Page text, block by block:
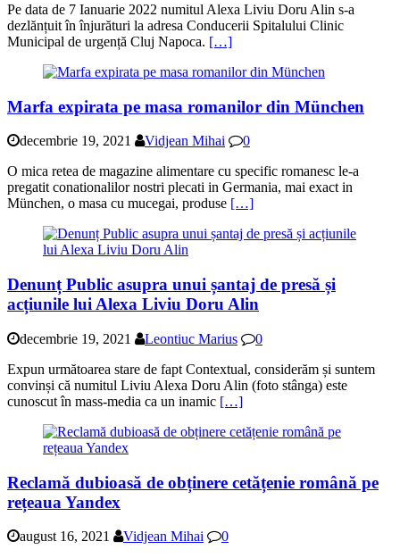
Pe data de 7 Ianuarie 2022 numitul Alexa Liviu Doru Alin s-a
dezlănțuit în înjurături la adresa Conducerii Spitalului Clinic
Municipal de urgență Cluj Napoca. […]
Marfa expirata pe masa romanilor din München
decembrie 19, 2021 Vidjean Mihai
0
O mica retea de magazine alimentare cu specific romanesc le-a
pregatit conationalilor nostri plecati in Germania, mai exact in
München, o masa cu mucegai, produse […]
Denunț Public asupra unui șantaj de presă și
acțiunile lui Alexa Liviu Doru Alin
decembrie 19, 2021 Leontiuc Marius
0
Expun următoarea stare de fapt Contextual, considerăm și suntem
convinși că numitul Liviu Alexa Doru Alin (foto stânga) este
cunoscut în mass-media ca un inamic […]
Reclamă dubioasă de obținere cetățenie română pe
rețeaua Yandex
august 16, 2021 Vidjean Mihai
0